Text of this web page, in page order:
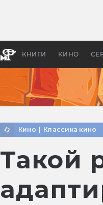
КНИГИ КИНО
Кино Классика кино
Такой